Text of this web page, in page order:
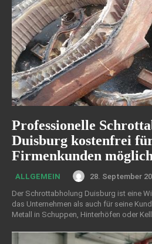
Professionelle
Duisburg kostenfrei
Firmenkunden möglich
ALLGEMEIN
28. September
Der Schrottabholung Duisburg ist eine
das Unternehmen als auch für seine
Metall in Schuppen, Hinterhöfen oder